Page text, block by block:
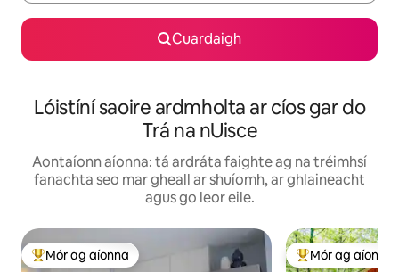
Cuardaigh
Lóistíní saoire ardmholta ar cíos gar do
Trá na nUisce
Aontaíonn aíonna: tá ardráta faighte ag na tréimhsí
fanachta seo mar gheall ar shuíomh, ar ghlaineacht
agus go leor eile.
An-mhór ag aíonna
Mór ag aíonna An-mhór ag
Mór ag aíonna